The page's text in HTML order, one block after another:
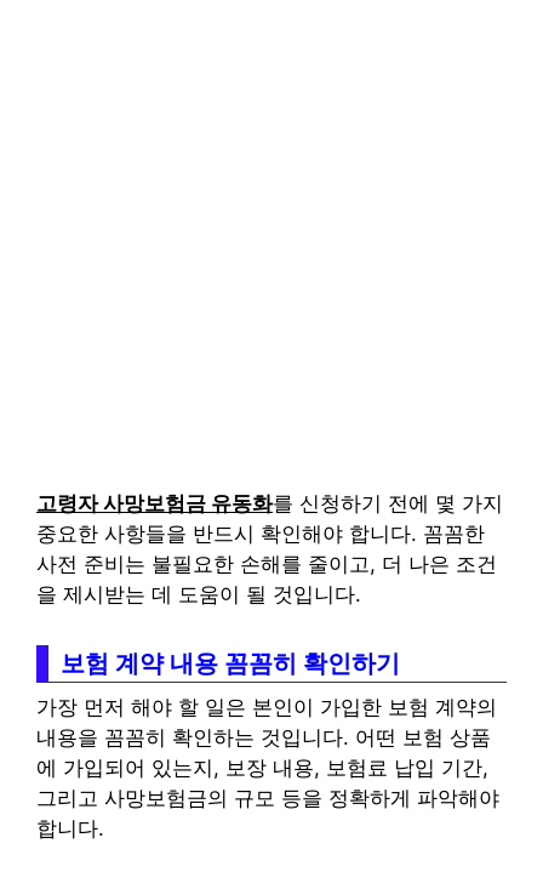
고령자 사망보험금 유동화를 신청하기 전에 몇 가지
중요한 사항들을 반드시 확인해야 합니다. 꼼꼼한
사전 준비는 불필요한 손해를 줄이고, 더 나은 조건
을 제시받는 데 도움이 될 것입니다.
보험 계약 내용 꼼꼼히 확인하기
가장 먼저 해야 할 일은 본인이 가입한 보험 계약의
내용을 꼼꼼히 확인하는 것입니다. 어떤 보험 상품
에 가입되어 있는지, 보장 내용, 보험료 납입 기간,
그리고 사망보험금의 규모 등을 정확하게 파악해야
합니다.